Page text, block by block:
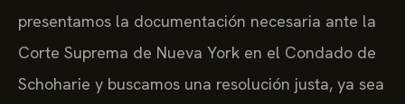
presentamos la documentación necesaria ante la
Corte Suprema de Nueva York en el Condado de
Schoharie y buscamos una resolución justa, ya sea